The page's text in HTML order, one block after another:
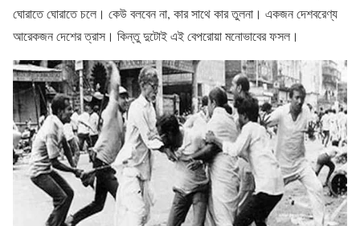
ঘোরাতে ঘোরাতে চলে। কেউ বলবেন না, কার সাথে কার তুলনা। একজন দেশবরেণ্য
আরেকজন দেশের ত্রাস। কিন্তু দুটোই এই বেপরোয়া মনোভাবের ফসল।